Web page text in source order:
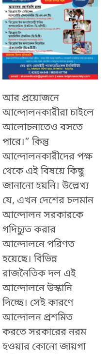
আর প্রয়োজনে
আন্দোলনকারীরা চাইলে
আলোচনাতেও বসতে
পারে।” কিন্তু
আন্দোলনকারীদের পক্ষ
থেকে এই বিষয়ে কিছু
জানানো হয়নি। উল্লেখ্য
যে, এখন দেশের চলমান
আন্দোলন সরকারকে
গদিচ্যুত করার
আন্দোলনে পরিণত
হয়েছে। বিভিন্ন
রাজনৈতিক দল এই
আন্দোলনে উস্কানি
দিচ্ছে। সেই কারণে
আন্দোলন প্রশমিত
করতে সরকারের নরম
হওয়ার কোনো জায়গা